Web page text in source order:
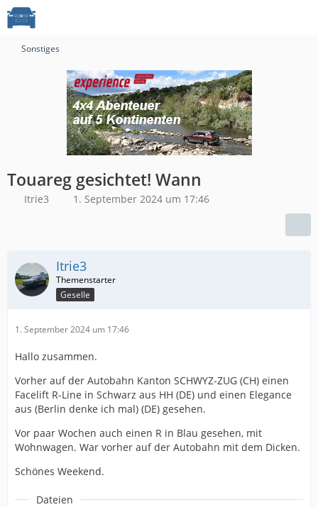
Sonstiges
Touareg gesichtet! Wann
Itrie3 1. September 2024 um 17:46
Itrie3
Geselle
1. September 2024 um 17:46
Hallo zusammen.
Vorher auf der Autobahn Kanton SCHWYZ-ZUG (CH) einen
Facelift R-Line in Schwarz aus HH (DE) und einen Elegance
aus (Berlin denke ich mal) (DE) gesehen.
Vor paar Wochen auch einen R in Blau gesehen, mit
Wohnwagen. War vorher auf der Autobahn mit dem Dicken.
Schönes Weekend.
Dateien